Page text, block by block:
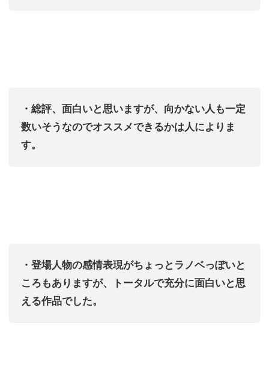
・総評、面白いと思いますが、向かない人も一定
数いそうなのでオススメできるかは人によりま
す。
・登場人物の感情表現がちょっとラノベっぽいと
ころもありますが、トータルで充分に面白いと思
える作品でした。